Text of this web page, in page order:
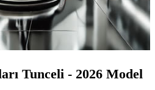
Tunceli - 2026 Model